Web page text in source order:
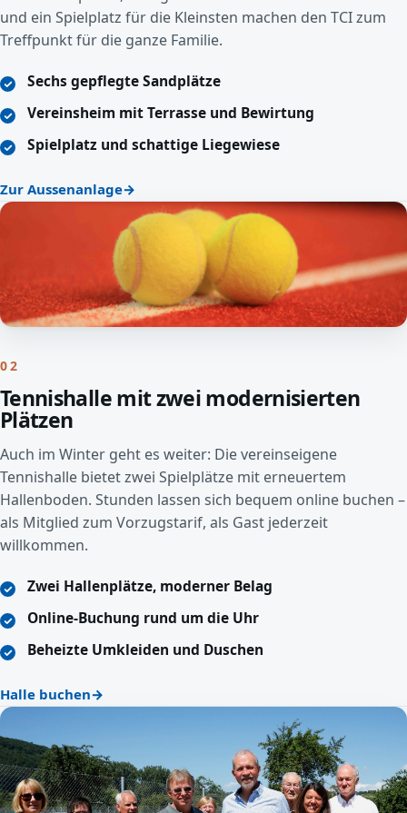
und ein Spielplatz für die Kleinsten machen den TCI zum
Treffpunkt für die ganze Familie.
Sechs gepflegte Sandplätze
Vereinsheim mit Terrasse und Bewirtung
Spielplatz und schattige Liegewiese
Zur Aussenanlage
02
Tennishalle mit zwei modernisierten
Plätzen
Auch im Winter geht es weiter: Die vereinseigene
Tennishalle bietet zwei Spielplätze mit erneuertem
Hallenboden. Stunden lassen sich bequem online buchen –
als Mitglied zum Vorzugstarif, als Gast jederzeit
willkommen.
Zwei Hallenplätze, moderner Belag
Online-Buchung rund um die Uhr
Beheizte Umkleiden und Duschen
Halle buchen